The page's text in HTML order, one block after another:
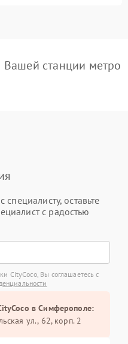
станции метро
специалисту, оставьте
с радостью
CityCoco, Вы соглашаетесь с
в Симферополе:
ул., 62, корп. 2